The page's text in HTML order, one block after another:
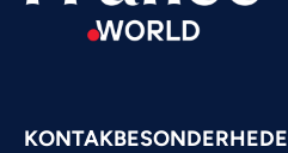
KONTAKBESONDERHEDE